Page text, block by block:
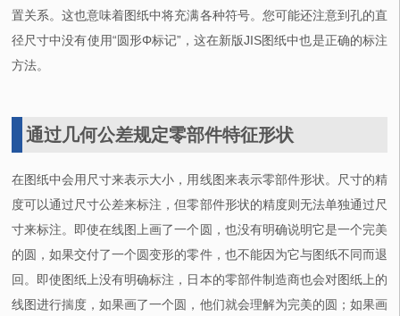
置关系。这也意味着图纸中将充满各种符号。您可能还注意到孔的直
径尺寸中没有使用“圆形Φ标记”，这在新版JIS图纸中也是正确的标注
方法。
通过几何公差规定零部件特征形状
在图纸中会用尺寸来表示大小，用线图来表示零部件形状。尺寸的精
度可以通过尺寸公差来标注，但零部件形状的精度则无法单独通过尺
寸来标注。即使在线图上画了一个圆，也没有明确说明它是一个完美
的圆，如果交付了一个圆变形的零件，也不能因为它与图纸不同而退
回。即使图纸上没有明确标注，日本的零部件制造商也会对图纸上的
线图进行揣度，如果画了一个圆，他们就会理解为完美的圆；如果画